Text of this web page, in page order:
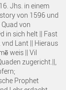
Jhs. in einem
von 1596 und
von
in sich helt || Fast
Lant || Hieraus
weis || Vil
zugericht.||,
Prophet